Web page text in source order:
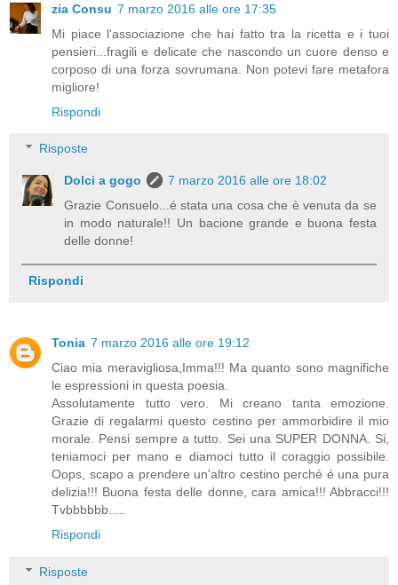
zia Consu 7 marzo 2016 alle ore 17:35
Mi piace l'associazione che hai fatto tra la ricetta e i tuoi
pensieri...fragili e delicate che nascondo un cuore denso e
corposo di una forza sovrumana. Non potevi fare metafora
migliore!
Rispondi
Risposte
Dolci a gogo
7 marzo 2016 alle ore 18:02
Grazie Consuelo...é stata una cosa che è venuta da se
in modo naturale!! Un bacione grande e buona festa
delle donne!
Rispondi
Tonia 7 marzo 2016 alle ore 19:12
Ciao mia meravigliosa,Imma!!! Ma quanto sono magnifiche
le espressioni in questa poesia.
Assolutamente tutto vero. Mi creano tanta emozione.
Grazie di regalarmi questo cestino per ammorbidire il mio
morale. Pensi sempre a tutto. Sei una SUPER DONNA. Si,
teniamoci per mano e diamoci tutto il coraggio possibile.
Oops, scapo a prendere un'altro cestino perché é una pura
delizia!!! Buona festa delle donne, cara amica!!! Abbracci!!!
Tvbbbbbb.....
Rispondi
Risposte